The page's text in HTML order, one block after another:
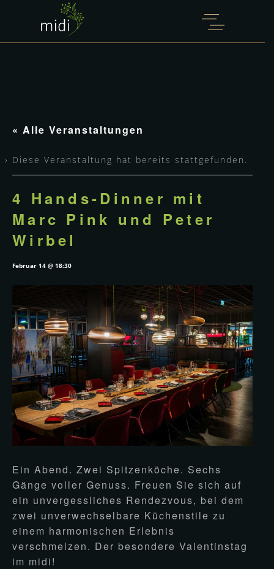
« Alle Veranstaltungen
Diese Veranstaltung hat bereits stattgefunden.
4 Hands-Dinner mit
Marc Pink und Peter
Wirbel
Februar 14 @ 18:30
Ein Abend. Zwei Spitzenköche. Sechs
Gänge voller Genuss. Freuen Sie sich auf
ein unvergessliches Rendezvous, bei dem
zwei unverwechselbare Küchenstile zu
einem harmonischen Erlebnis
verschmelzen. Der besondere Valentinstag
im midi!
WILLKOMMEN IM
MIDI, MARCUS
Wir freuen uns sehr, Marcus Langer als
neuen Küchenchef im midi willkommen zu